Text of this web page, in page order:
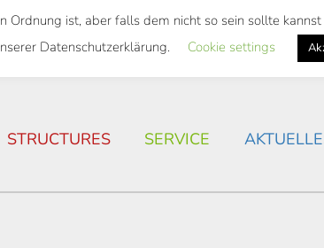
HOUSING SITUATION IN
STRUCTURES SERVICE
ist, aber falls dem nicht so sein sollte
Datenschutzerklärung.
Cookie settings